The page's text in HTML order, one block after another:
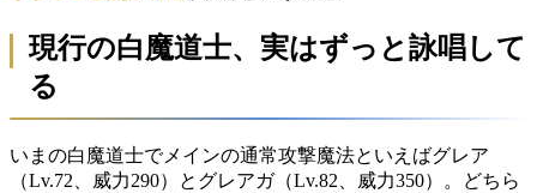
現行の白魔道士、実はずっと詠唱して
る
いまの白魔道士でメインの通常攻撃魔法といえばグレア
（Lv.72、威力290）とグレアガ（Lv.82、威力350）。どちら